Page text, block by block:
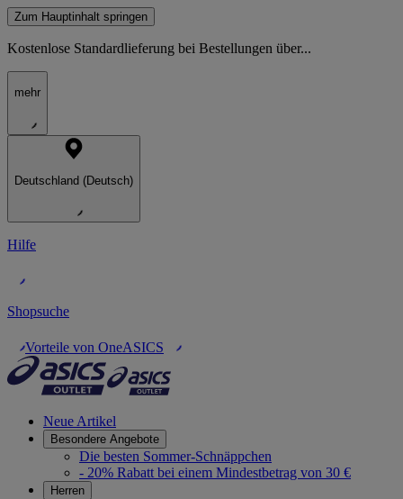
Zum Hauptinhalt springen
Kostenlose Standardlieferung bei Bestellungen über...
mehr
Deutschland (Deutsch)
Hilfe
Shopsuche
Vorteile von OneASICS
Neue Artikel
Besondere Angebote
Die besten Sommer-Schnäppchen
- 20% Rabatt bei einem Mindestbetrag von 30 €
Herren